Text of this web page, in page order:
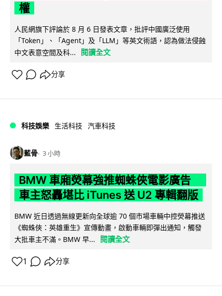
權
人民網旗下評論於 8 月 6 日發表文章，批評中國廣泛使用
「Token」、「Agent」及「LLM」等英文術語，認為做法侵蝕
中文表意空間及科...
閱讀全文
分享
科技娛樂 生活科技 汽車科技
藍骨 3 小時
BMW 車廂熒幕強推蜘蛛俠電影廣告
車主怒轟堪比 iTunes 送 U2 專輯翻版
BMW 近日透過無線更新向全球逾 70 個市場車輛中控熒幕推送
《蜘蛛俠：英雄重生》宣傳動畫，啟動車輛即彈出通知，觸發
大批車主不滿。BMW 早...
閱讀全文
1 分享